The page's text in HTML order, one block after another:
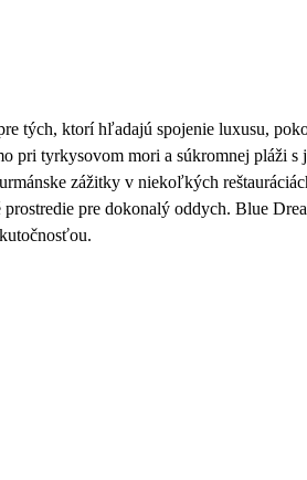
tých, ktorí hľadajú spojenie luxusu,
pri tyrkysovom mori a súkromnej pláži s
zážitky v niekoľkých
pre dokonalý oddych. Blue